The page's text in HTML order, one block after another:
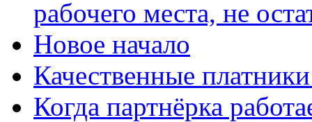
рабочего места, не
Новое начало
Качественные
Когда партнёрка